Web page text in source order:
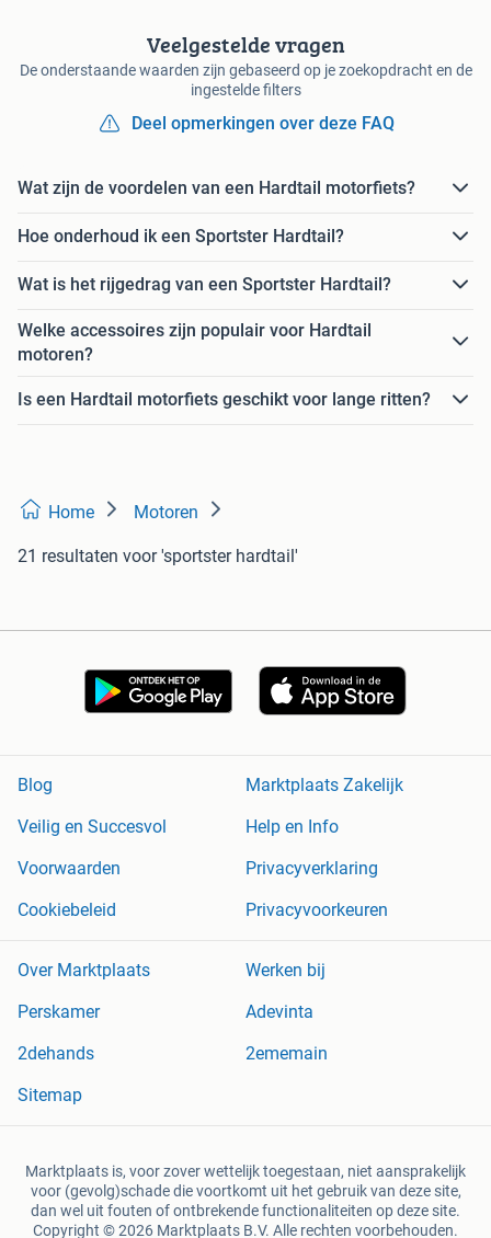
Veelgestelde vragen
De onderstaande waarden zijn gebaseerd op je zoekopdracht en de
ingestelde filters
Deel opmerkingen over deze FAQ
Wat zijn de voordelen van een Hardtail motorfiets?
Hoe onderhoud ik een Sportster Hardtail?
Wat is het rijgedrag van een Sportster Hardtail?
Welke accessoires zijn populair voor Hardtail
motoren?
Is een Hardtail motorfiets geschikt voor lange ritten?
Home Motoren
21 resultaten voor 'sportster hardtail'
Blog
Marktplaats Zakelijk
Veilig en Succesvol
Help en Info
Voorwaarden
Privacyverklaring
Cookiebeleid
Privacyvoorkeuren
Over Marktplaats
Werken bij
Perskamer
Adevinta
2dehands
2ememain
Sitemap
Marktplaats is, voor zover wettelijk toegestaan, niet aansprakelijk
voor (gevolg)schade die voortkomt uit het gebruik van deze site,
dan wel uit fouten of ontbrekende functionaliteiten op deze site.
Copyright © 2026 Marktplaats B.V. Alle rechten voorbehouden.